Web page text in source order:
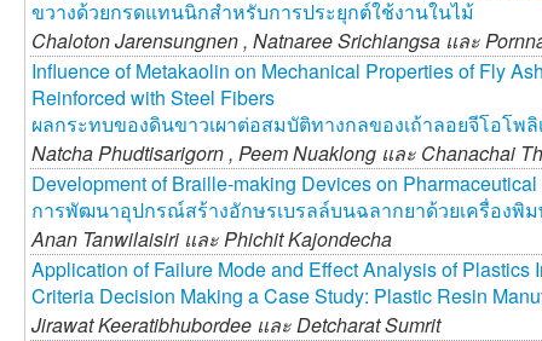
ขวางด้วยกรดแทนนิกสำหรับการประยุกต์ใช้งานในไม้
Chaloton Jarensungnen , Natnaree Srichiangsa และ
Influence of Metakaolin on Mechanical Properties of Fly
Reinforced with Steel Fibers
ผลกระทบของดินขาวเผาต่อสมบัติทางกลของเถ้าลอยจีโอโพลิ
Natcha Phudtisarigorn , Peem Nuaklong และ Chanachai
Development of Braille-making Devices on
การพัฒนาอุปกรณ์สร้างอักษรเบรลล์บนฉลากยาด้วยเครื่องพิ
Anan Tanwilaisiri และPhichit Kajondecha
Application of Failure Mode and Effect Analysis of Plastics
Criteria Decision Making a Case Study: Plastic Resin
Jirawat Keeratibhubordee และDetcharat Sumrit